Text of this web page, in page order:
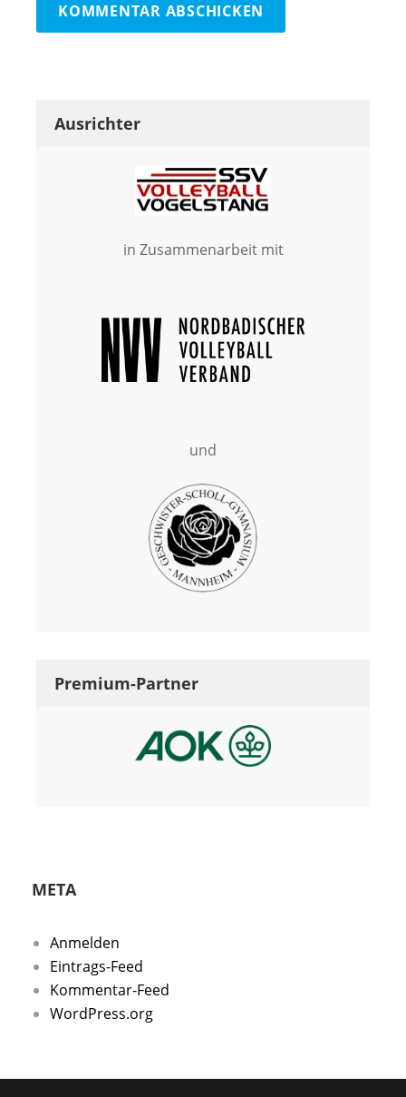
Ausrichter
in Zusammenarbeit mit
und
Premium-Partner
META
Anmelden
Eintrags-Feed
Kommentar-Feed
WordPress.org